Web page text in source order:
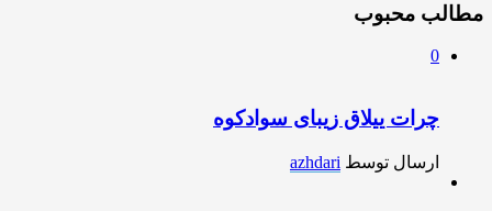
مطالب محبوب
0
چرات ییلاق زیبای سوادکوه
ارسال توسط azhdari